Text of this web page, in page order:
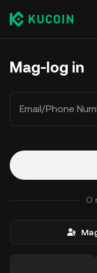
Mag-log in
Email/Phone
O